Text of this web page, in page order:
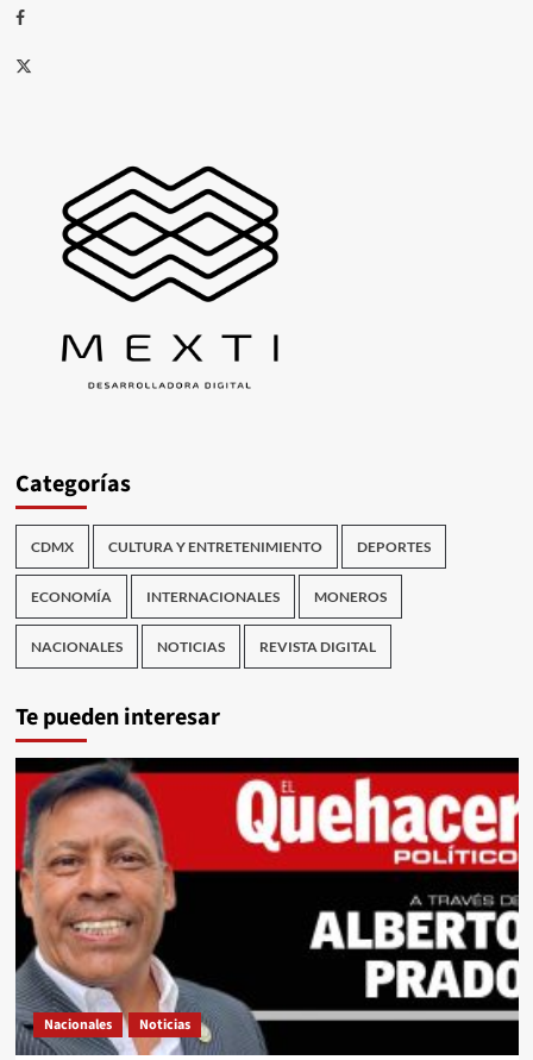
Facebook
X
Categorías
CDMX CULTURA Y ENTRETENIMIENTO DEPORTES
ECONOMÍA INTERNACIONALES MONEROS
NACIONALES NOTICIAS REVISTA DIGITAL
Te pueden interesar
Nacionales Noticias